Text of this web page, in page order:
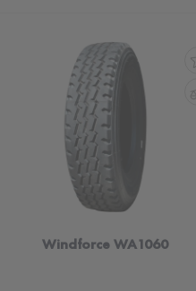
Windforce WA1060